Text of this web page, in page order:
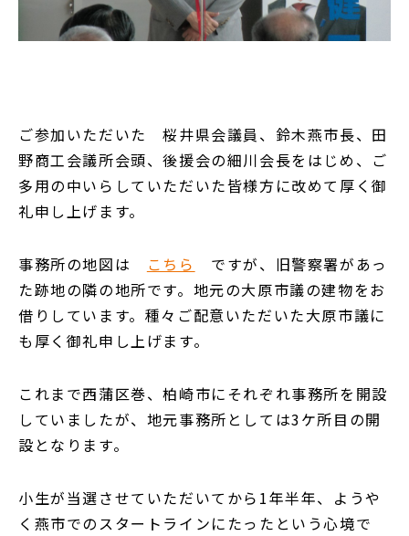
ご参加いただいた 桜井県会議員、鈴木燕市長、田
野商工会議所会頭、後援会の細川会長をはじめ、ご
多用の中いらしていただいた皆様方に改めて厚く御
礼申し上げます。
事務所の地図は こちら
ですが、旧警察署があっ
た跡地の隣の地所です。地元の大原市議の建物をお
借りしています。種々ご配意いただいた大原市議に
も厚く御礼申し上げます。
これまで西蒲区巻、柏崎市にそれぞれ事務所を開設
していましたが、地元事務所としては3ケ所目の開
設となります。
小生が当選させていただいてから1年半年、ようや
く燕市でのスタートラインにたったという心境で